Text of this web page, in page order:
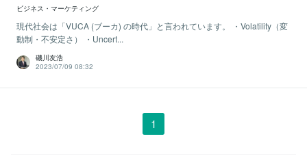
ビジネス・マーケティング
現代社会は「VUCA (ブーカ) の時代」と言われています。 ・Volatility（変
動制・不安定さ） ・Uncert...
磯川友浩
2023/07/09 08:32
1